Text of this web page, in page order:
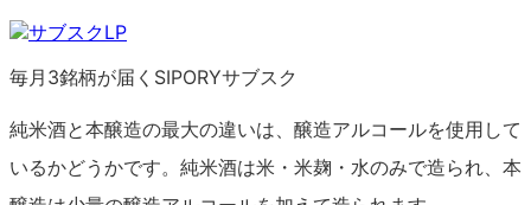
毎月3銘柄が届くSIPORYサブスク
純米酒と本醸造の最大の違いは、醸造アルコールを使用して
いるかどうかです。純米酒は米・米麹・水のみで造られ、本